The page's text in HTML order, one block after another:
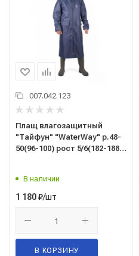
007.042.123
Плащ влагозащитный
"Тайфун" "WaterWay" р.48-
50(96-100) рост 5/6(182-188)
В наличии
1 180₽/шт
В КОРЗИНУ